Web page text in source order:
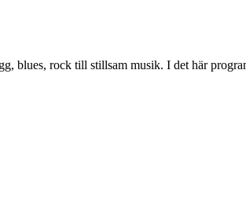
blues, rock till stillsam musik. I det här